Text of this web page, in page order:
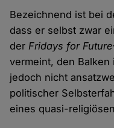
Bezeichnend ist bei
dass er selbst zwar
derFridays for Future
vermeint, den
jedoch nicht
politischer
eines quasi-